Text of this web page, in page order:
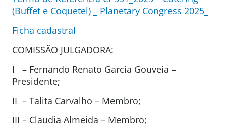
(Buffet e Coquetel) _ Planetary Congress 2025_
Ficha cadastral
COMISSÃO JULGADORA:
I – Fernando Renato Garcia Gouveia –
Presidente;
II – Talita Carvalho – Membro;
III – Claudia Almeida – Membro;